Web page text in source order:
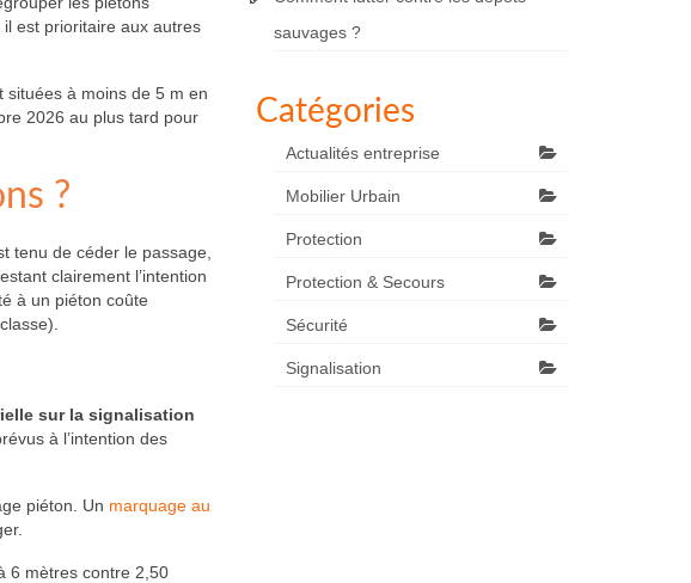
est prioritaire aux autres
situées à moins de 5 m en
2026 au plus tard pour
?
tenu de céder le passage,
clairement l’intention
à un piéton coûte
sur la signalisation
à l’intention des
piéton. Un marquage au
6 mètres contre 2,50
sauvages ?
Catégories
Actualités entreprise
Mobilier Urbain
Protection
Protection & Secours
Sécurité
Signalisation